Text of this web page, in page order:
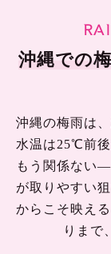
沖縄での
沖縄の梅雨は
水温は25℃前
もう関係ない
が取りやすい
からこそ映え
りまで